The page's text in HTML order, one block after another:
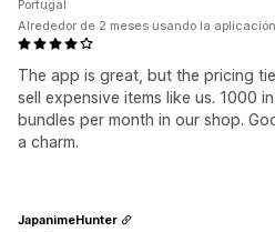
The app is great, but the pricing
sell expensive items like us. 1000
bundles per month in our shop.
a charm.
Portugal
Alrededor de 2 meses usando la aplicación
JapanimeHunter